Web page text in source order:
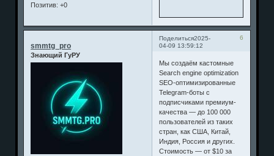
Позитив: +0
Поделиться 6
2025-
04-09 13:59:12
smmtg_pro
Знающий ГуРУ
Мы создаём кастомные
Search engine optimization
SEO-оптимизированные
Telegram-боты с
подписчиками премиум-
качества — до 100 000
пользователей из таких
стран, как США, Китай,
Индия, Россия и других.
Стоимость — от $10 за